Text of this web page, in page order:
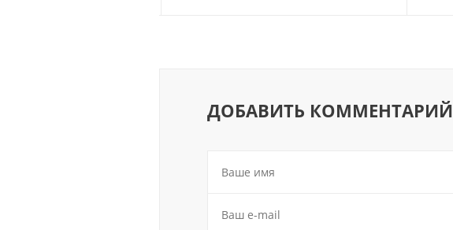
ДОБАВИТЬ КОММЕНТАРИЙ